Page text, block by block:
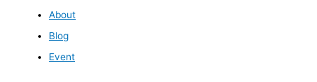
About
Blog
Event